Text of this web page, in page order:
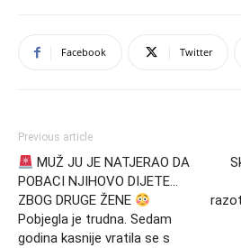
Facebook Twitter
Previous article
MUŽ JU JE NATJERAO DA
POBACI NJIHOVO DIJETE…
ZBOG DRUGE ŽENE
Pobjegla je trudna. Sedam
godina kasnije vratila se s